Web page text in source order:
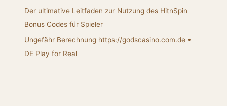
Der ultimative Leitfaden zur Nutzung des HitnSpin
Bonus Codes für Spieler
Ungefähr Berechnung https://godscasino.com.de •
DE Play for Real